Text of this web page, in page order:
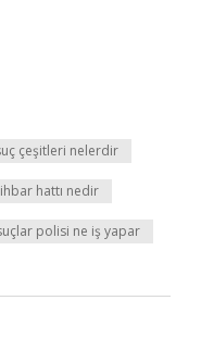
çeşitleri nelerdir
hattı nedir
polisi ne iş yapar